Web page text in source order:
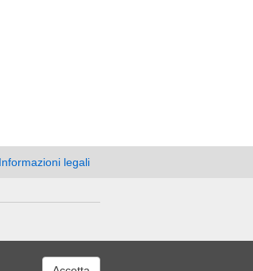
Informazioni legali